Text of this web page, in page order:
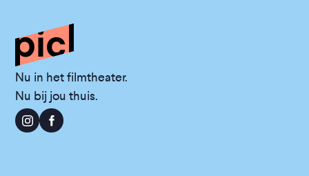
Nu in het filmtheater.
Nu bij jou thuis.